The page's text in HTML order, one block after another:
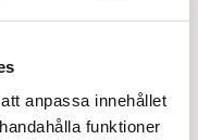
anpassa innehållet
funktioner